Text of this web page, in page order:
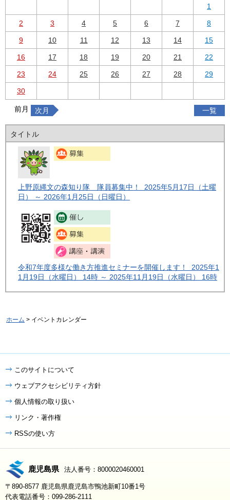
1
2 3 4 5 6 7 8
9 10 11 12 13 14 15
16 17 18 19 20 21 22
23 24 25 26 27 28 29
30
前月 一覧
次月
タイトル
上野原縄文の森知り隊 隊員募集中！ 2025年5月17日（土曜
日） ～ 2026年1月25日（日曜日）
令和7年度多様な働き方推進セミナーを開催します！ 2025年1
1月19日（水曜日） 14時 ～ 2025年11月19日（水曜日） 16時
ホーム > イベントカレンダー
このサイトについて
ウェブアクセシビリティ方針
個人情報の取り扱い
リンク・著作権
RSSの使い方
鹿児島県 法人番号：8000020460001
〒890-8577 鹿児島県鹿児島市鴨池新町10番1号
代表電話番号：099-286-2111